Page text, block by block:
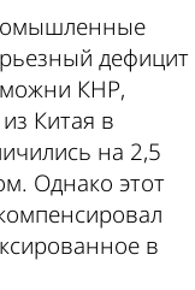
дефицит
КНР,
Китая в
на 2,5
Однако этот
в